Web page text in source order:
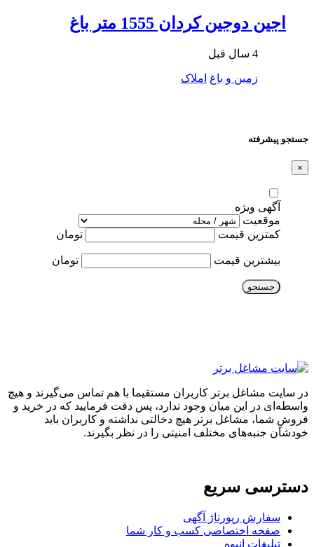
اجین دوجین کردان 1555 متر باغ
4 سال قبل
زمین و باغ املاک
جستجو پیشرفته
×
آگهی ویژه
موقعیت
کمترین قیمت
تومان
بیشترین قیمت تومان
جستجو
در سایت مشاغل برتر کاربران مستقیما با هم تماس می‌گیرند و هیچ
واسطه‌ای در این میان وجود ندارد، پس دقت فرمایید که در خرید و
فروشِ شما، مشاغل برتر هیچ دخالتی نداشته و کاربران باید
خودشان جنبه‌های مختلف امنیتی را در نظر بگیرند.
دسترسی سریع
سفارش رپورتاژ آگهی
صفحه اختصاصی کسب و کار شما
تبلیغات انبوه